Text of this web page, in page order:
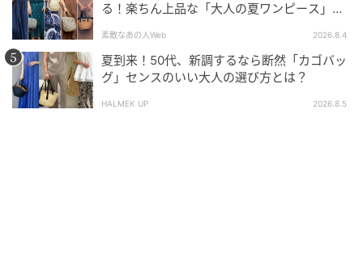
る！楽ちん上品な「大人の夏ワンピース」コ
素敵なあの人Web 2026.8.4
夏到来！50代、新調するなら断然「カゴバッ
グ」センスのいい大人の選び方とは？
HALMEK UP 2026.8.5